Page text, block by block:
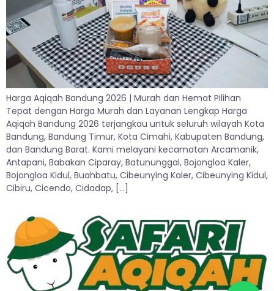
Harga Aqiqah Bandung 2026 | Murah dan Hemat Pilihan
Tepat dengan Harga Murah dan Layanan Lengkap Harga
Aqiqah Bandung 2026 terjangkau untuk seluruh wilayah Kota
Bandung, Bandung Timur, Kota Cimahi, Kabupaten Bandung,
dan Bandung Barat. Kami melayani kecamatan Arcamanik,
Antapani, Babakan Ciparay, Batununggal, Bojongloa Kaler,
Bojongloa Kidul, Buahbatu, Cibeunying Kaler, Cibeunying Kidul,
Cibiru, Cicendo, Cidadap, […]